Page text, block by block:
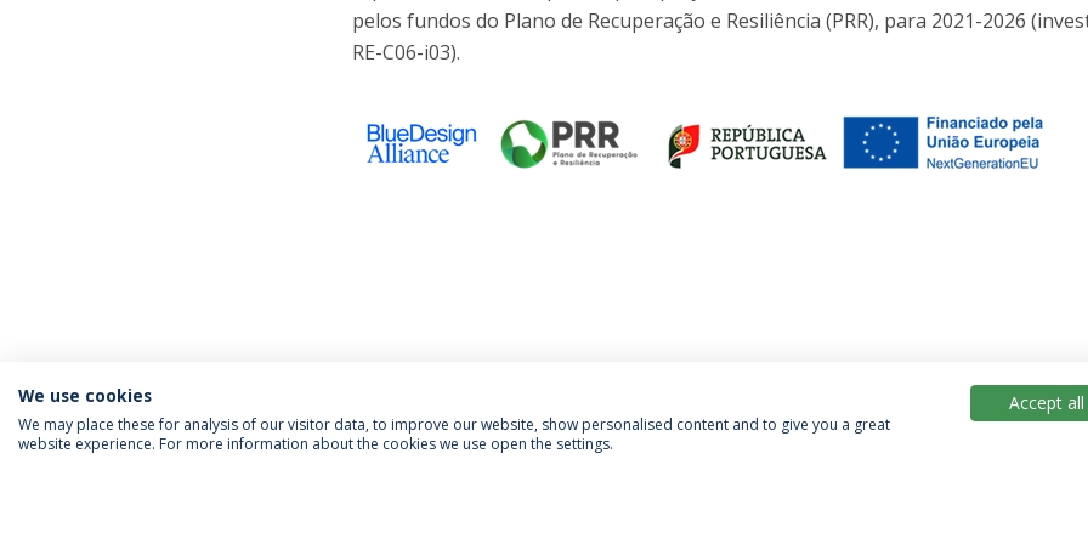
pelos fundos do Plano de Recuperação e Resiliência (PRR), para 2021-2026
RE-C06-i03).
We use cookies
We may place these for analysis of our visitor data, to improve our website, show personalised content and to give you a great
website experience. For more information about the cookies we use open the settings.
Accept all